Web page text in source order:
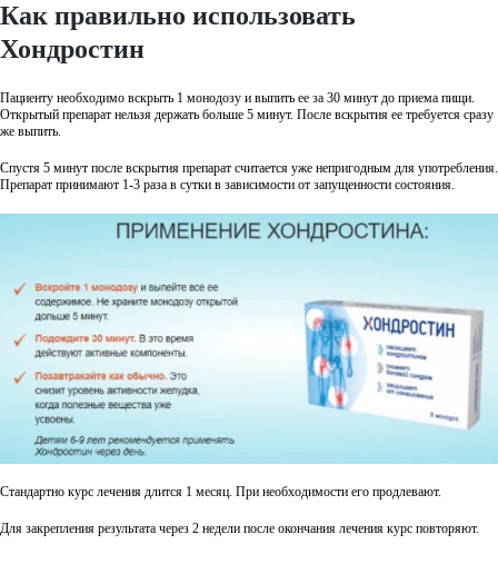
Как правильно использовать
Хондростин
Пациенту необходимо вскрыть 1 монодозу и выпить ее за 30 минут до приема пищи.
Открытый препарат нельзя держать больше 5 минут. После вскрытия ее требуется сразу
же выпить.
Спустя 5 минут после вскрытия препарат считается уже непригодным для употребления.
Препарат принимают 1-3 раза в сутки в зависимости от запущенности состояния.
Стандартно курс лечения длится 1 месяц. При необходимости его продлевают.
Для закрепления результата через 2 недели после окончания лечения курс повторяют.